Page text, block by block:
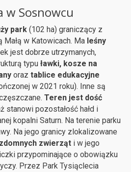
w Sosnowcu
park (102 ha) graniczący z
w Katowicach. Ma leśny
jest dobrze utrzymanych,
typu ławki, kosze na
oraz tablice edukacyjne
w 2021 roku). Inne są
Teren jest dość
stanowi pozostałość hałd i
kopalni Saturn. Na terenie parku
Na jego granicy zlokalizowane
zwierząt i w jego
przypominające o obowiązku
Przez Park Tysiąclecia